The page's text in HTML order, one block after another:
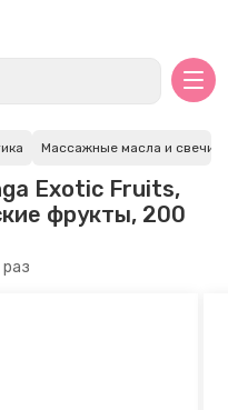
Массажные масла и свечи
Exotic Fruits,
фрукты, 200